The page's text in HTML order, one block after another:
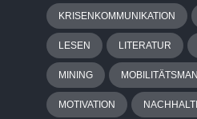
KRISENKOMMUNIKATION
LESEN LITERATUR
MINING
MOTIVATION